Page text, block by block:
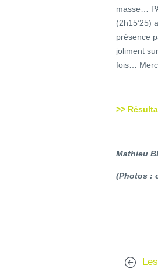
masse…
(2h15’25)
présence
joliment
fois…
>>
Mathieu
(Photos :